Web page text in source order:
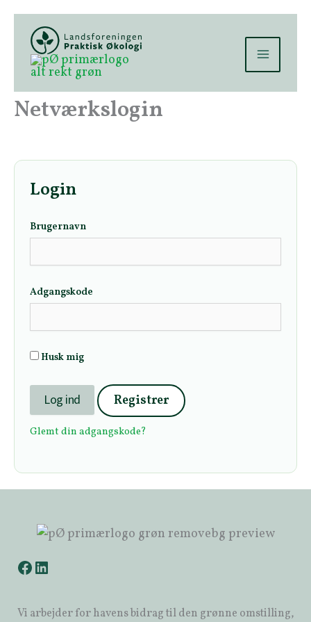
Gå
indholdet
Netværkslogin
Login
Brugernavn
Adgangskode
Husk mig
Registrer
Glemt din adgangskode?
Vi arbejder for havens bidrag til den grønne omstilling,